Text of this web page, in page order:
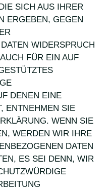
SICH AUS IHRER
ERGEBEN, GEGEN
WIDERSPRUCH
FÜR EIN AUF
DENEN EINE
ENTNEHMEN SIE
WENN SIE
WERDEN WIR IHRE
DATEN
ES SEI DENN, WIR